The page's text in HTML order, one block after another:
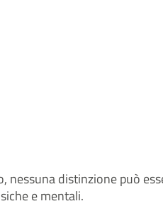
nessuna distinzione può
e mentali.